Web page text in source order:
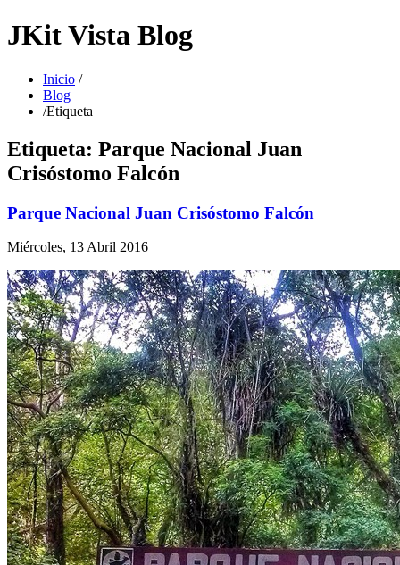
JKit Vista Blog
Inicio /
Blog
/Etiqueta
Etiqueta: Parque Nacional Juan
Crisóstomo Falcón
Parque Nacional Juan Crisóstomo Falcón
Miércoles, 13 Abril 2016